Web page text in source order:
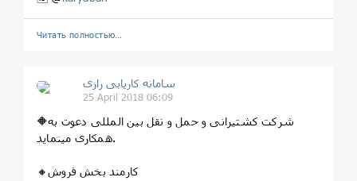
Читать полностью…
سامانه کاریابی رازی
25 April 2018 06:09
🔶شرکت کشتیرانی و حمل و نقل بین المللی دعوت به
همکاری مینماید.
🔸کارمند بخش فروش